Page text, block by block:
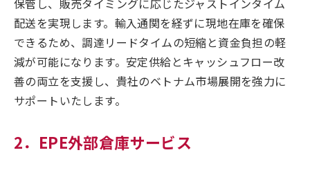
保管し、販売タイミングに応じたジャストインタイム
配送を実現します。輸入通関を経ずに現地在庫を確保
できるため、調達リードタイムの短縮と資金負担の軽
減が可能になります。安定供給とキャッシュフロー改
善の両立を支援し、貴社のベトナム市場展開を強力に
サポートいたします。
2．EPE外部倉庫サービス